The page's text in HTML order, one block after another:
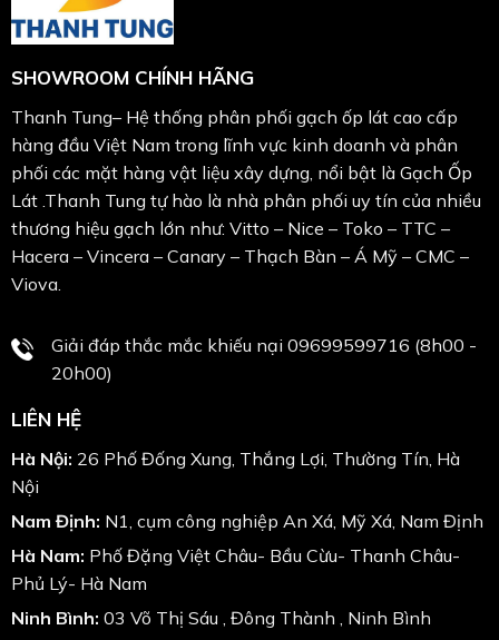
SHOWROOM CHÍNH HÃNG
Thanh Tung– Hệ thống phân phối gạch ốp lát cao cấp
hàng đầu Việt Nam trong lĩnh vực kinh doanh và phân
phối các mặt hàng vật liệu xây dựng, nổi bật là Gạch Ốp
Lát .Thanh Tung tự hào là nhà phân phối uy tín của nhiều
thương hiệu gạch lớn như: Vitto – Nice – Toko – TTC –
Hacera – Vincera – Canary – Thạch Bàn – Á Mỹ – CMC –
Viova.
Giải đáp thắc mắc khiếu nại 09699599716 (8h00 -
20h00)
LIÊN HỆ
Hà Nội: 26 Phố Đống Xung, Thắng Lợi, Thường Tín, Hà
Nội
Nam Định: N1, cụm công nghiệp An Xá, Mỹ Xá, Nam Định
Hà Nam: Phố Đặng Việt Châu- Bầu Cừu- Thanh Châu-
Phủ Lý- Hà Nam
Ninh Bình: 03 Võ Thị Sáu , Đông Thành , Ninh Bình